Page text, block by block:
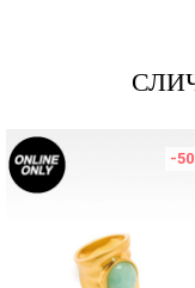
-50